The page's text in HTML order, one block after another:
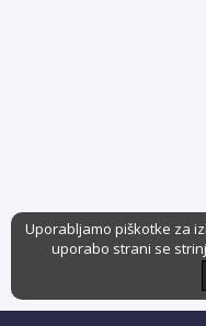
Uporabljamo piškotke za
uporabo strani se